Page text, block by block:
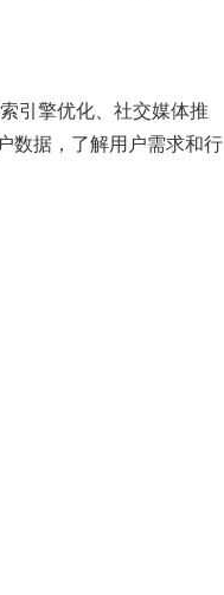
引擎优化、社交媒体推
数据，了解用户需求和行